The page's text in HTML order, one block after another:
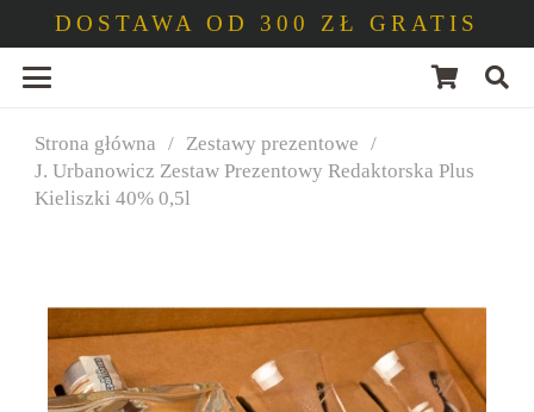
DOSTAWA OD 300 ZŁ GRATIS
Strona główna / Zestawy prezentowe /
J. Urbanowicz Zestaw Prezentowy Redaktorska Plus
Kieliszki 40% 0,5l